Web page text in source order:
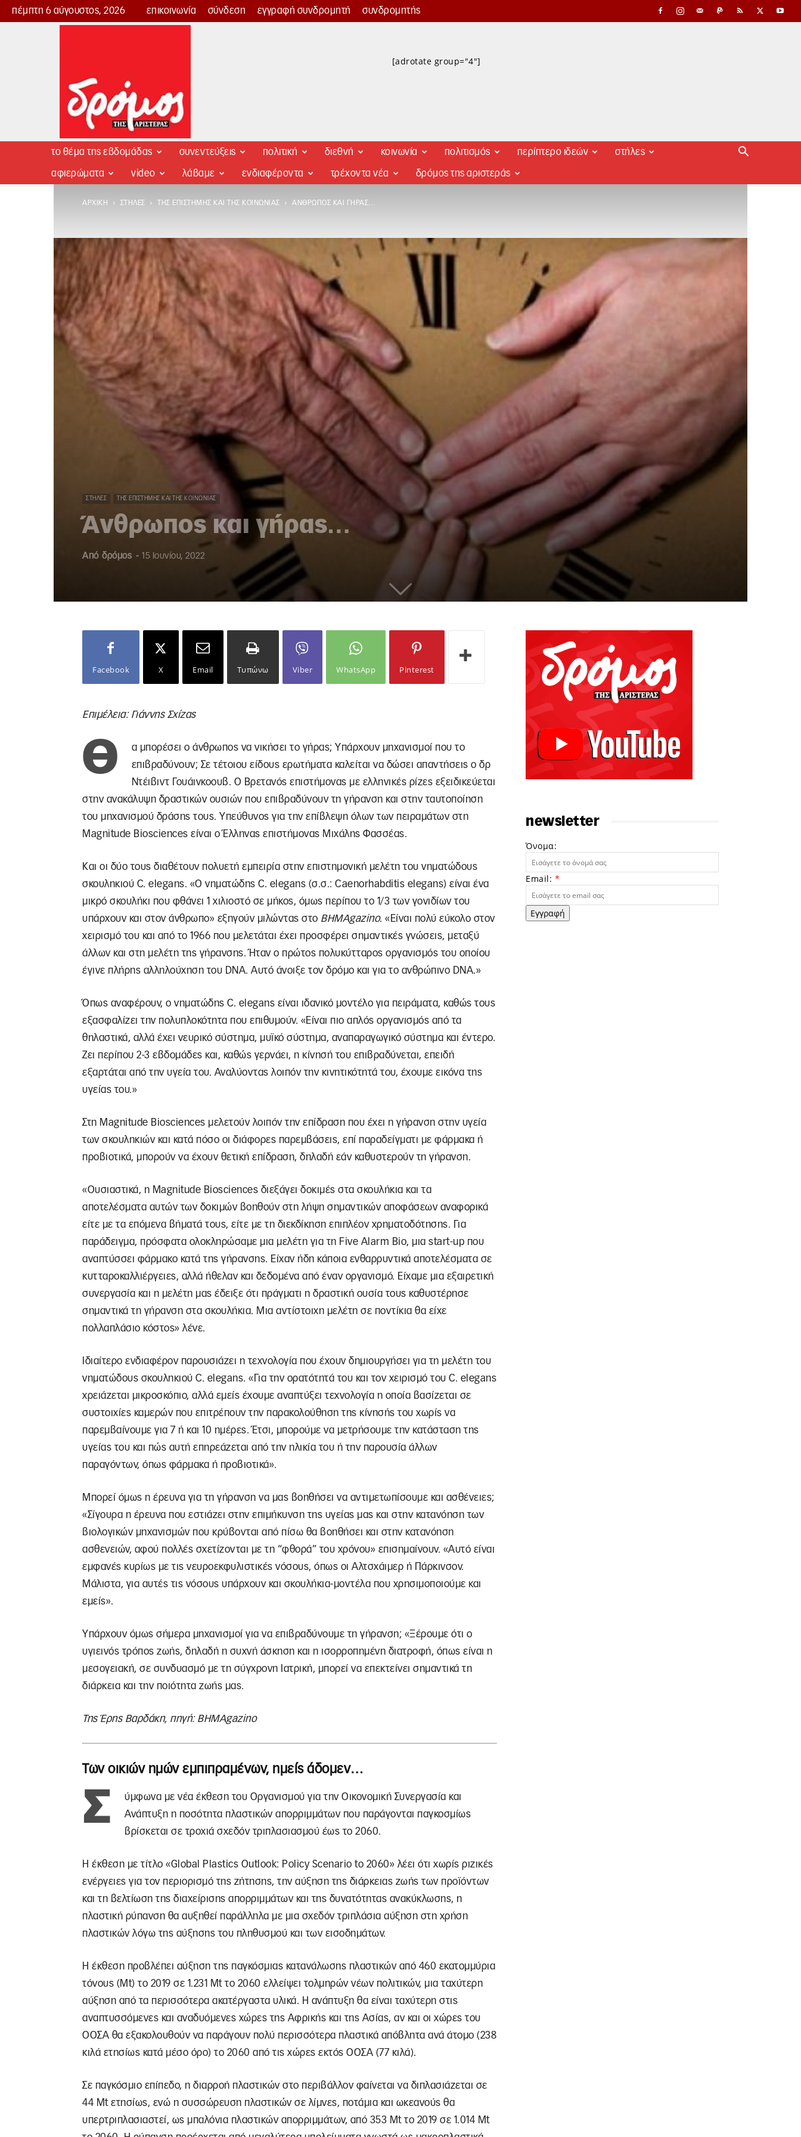
πέμπτη 6 αύγουστος, 2026 επικοινωνία σύνδεση εγγραφή συνδρομητή συνδρομητής
Δρόμος
[adrotate group="4"]
το θέμα της εβδομάδας συνεντεύξεις πολιτική διεθνή κοινωνία πολιτισμός περίπτερο ιδεών στήλες
αφιερώματα video λάβαμε ενδιαφέροντα τρέχοντα νέα δρόμος της αριστεράς
ΑΡΧΙΚΉ ΣΤΉΛΕΣ ΤΗΣ ΕΠΙΣΤΉΜΗΣ ΚΑΙ ΤΗΣ ΚΟΙΝΩΝΊΑΣ ΆΝΘΡΩΠΟΣ ΚΑΙ ΓΉΡΑΣ…
ΣΤΉΛΕΣ ΤΗΣ ΕΠΙΣΤΉΜΗΣ ΚΑΙ ΤΗΣ ΚΟΙΝΩΝΊΑΣ
Άνθρωπος και γήρας…
Από δρόμος - 15 Ιουνίου, 2022
Facebook X Email Τυπώνω Viber WhatsApp Pinterest
Επιμέλεια: Γιάννης Σχίζας
Θ
α μπορέσει ο άνθρωπος να νικήσει το γήρας; Υπάρχουν μηχανισμοί που το
επιβραδύνουν; Σε τέτοιου είδους ερωτήματα καλείται να δώσει απαντήσεις ο δρ
Ντέιβιντ Γουάινκοουβ. Ο Βρετανός επιστήμονας με ελληνικές ρίζες εξειδικεύεται
στην ανακάλυψη δραστικών ουσιών που επιβραδύνουν τη γήρανση και στην ταυτοποίηση
του μηχανισμού δράσης τους. Υπεύθυνος για την επίβλεψη όλων των πειραμάτων στη
Magnitude Biosciences είναι ο Έλληνας επιστήμονας Μιχάλης Φασσέας.
Και οι δύο τους διαθέτουν πολυετή εμπειρία στην επιστημονική μελέτη του νηματώδους
σκουληκιού C. elegans. «Ο νηματώδης C. elegans (σ.σ.: Caenorhabditis elegans) είναι ένα
μικρό σκουλήκι που φθάνει 1 χιλιοστό σε μήκος, όμως περίπου το 1/3 των γονιδίων του
υπάρχουν και στον άνθρωπο» εξηγούν μιλώντας στο ΒΗΜΑgazinο. «Είναι πολύ εύκολο στον
χειρισμό του και από το 1966 που μελετάται έχει προσφέρει σημαντικές γνώσεις, μεταξύ
άλλων και στη μελέτη της γήρανσης. Ήταν ο πρώτος πολυκύτταρος οργανισμός του οποίου
έγινε πλήρης αλληλούχηση του DNA. Αυτό άνοιξε τον δρόμο και για το ανθρώπινο DNA.»
Όπως αναφέρουν, ο νηματώδης C. elegans είναι ιδανικό μοντέλο για πειράματα, καθώς τους
εξασφαλίζει την πολυπλοκότητα που επιθυμούν. «Είναι πιο απλός οργανισμός από τα
θηλαστικά, αλλά έχει νευρικό σύστημα, μυϊκό σύστημα, αναπαραγωγικό σύστημα και έντερο.
Ζει περίπου 2-3 εβδομάδες και, καθώς γερνάει, η κίνησή του επιβραδύνεται, επειδή
εξαρτάται από την υγεία του. Αναλύοντας λοιπόν την κινητικότητά του, έχουμε εικόνα της
υγείας του.»
Στη Magnitude Biosciences μελετούν λοιπόν την επίδραση που έχει η γήρανση στην υγεία
των σκουληκιών και κατά πόσο οι διάφορες παρεμβάσεις, επί παραδείγματι με φάρμακα ή
προβιοτικά, μπορούν να έχουν θετική επίδραση, δηλαδή εάν καθυστερούν τη γήρανση.
«Ουσιαστικά, η Magnitude Biosciences διεξάγει δοκιμές στα σκουλήκια και τα
αποτελέσματα αυτών των δοκιμών βοηθούν στη λήψη σημαντικών αποφάσεων αναφορικά
είτε με τα επόμενα βήματά τους, είτε με τη διεκδίκηση επιπλέον χρηματοδότησης. Για
παράδειγμα, πρόσφατα ολοκληρώσαμε μια μελέτη για τη Five Alarm Bio, μια start-up που
αναπτύσσει φάρμακο κατά της γήρανσης. Είχαν ήδη κάποια ενθαρρυντικά αποτελέσματα σε
κυτταροκαλλιέργειες, αλλά ήθελαν και δεδομένα από έναν οργανισμό. Είχαμε μια εξαιρετική
συνεργασία και η μελέτη μας έδειξε ότι πράγματι η δραστική ουσία τους καθυστέρησε
σημαντικά τη γήρανση στα σκουλήκια. Μια αντίστοιχη μελέτη σε ποντίκια θα είχε
πολλαπλάσιο κόστος» λένε.
Ιδιαίτερο ενδιαφέρον παρουσιάζει η τεχνολογία που έχουν δημιουργήσει για τη μελέτη του
νηματώδους σκουληκιού C. elegans. «Για την ορατότητά του και τον χειρισμό του C. elegans
χρειάζεται μικροσκόπιο, αλλά εμείς έχουμε αναπτύξει τεχνολογία η οποία βασίζεται σε
συστοιχίες καμερών που επιτρέπουν την παρακολούθηση της κίνησής του χωρίς να
παρεμβαίνουμε για 7 ή και 10 ημέρες. Έτσι, μπορούμε να μετρήσουμε την κατάσταση της
υγείας του και πώς αυτή επηρεάζεται από την ηλικία του ή την παρουσία άλλων
παραγόντων, όπως φάρμακα ή προβιοτικά».
Μπορεί όμως η έρευνα για τη γήρανση να μας βοηθήσει να αντιμετωπίσουμε και ασθένειες;
«Σίγουρα η έρευνα που εστιάζει στην επιμήκυνση της υγείας μας και στην κατανόηση των
βιολογικών μηχανισμών που κρύβονται από πίσω θα βοηθήσει και στην κατανόηση
ασθενειών, αφού πολλές σχετίζονται με τη “φθορά” του χρόνου» επισημαίνουν. «Αυτό είναι
εμφανές κυρίως με τις νευροεκφυλιστικές νόσους, όπως οι Αλτσχάιμερ ή Πάρκινσον.
Μάλιστα, για αυτές τις νόσους υπάρχουν και σκουλήκια-μοντέλα που χρησιμοποιούμε και
εμείς».
Υπάρχουν όμως σήμερα μηχανισμοί για να επιβραδύνουμε τη γήρανση; «Ξέρουμε ότι ο
υγιεινός τρόπος ζωής, δηλαδή η συχνή άσκηση και η ισορροπημένη διατροφή, όπως είναι η
μεσογειακή, σε συνδυασμό με τη σύγχρονη Ιατρική, μπορεί να επεκτείνει σημαντικά τη
διάρκεια και την ποιότητα ζωής μας.
Της Έρης Βαρδάκη, πηγή: ΒΗΜΑgazinο
Των οικιών ημών εμπιπραμένων, ημείς άδομεν…
Σ
ύμφωνα με νέα έκθεση του Οργανισμού για την Οικονομική Συνεργασία και
Ανάπτυξη η ποσότητα πλαστικών απορριμμάτων που παράγονται παγκοσμίως
βρίσκεται σε τροχιά σχεδόν τριπλασιασμού έως το 2060.
Η έκθεση με τίτλο «Global Plastics Outlook: Policy Scenario to 2060» λέει ότι χωρίς ριζικές
ενέργειες για τον περιορισμό της ζήτησης, την αύξηση της διάρκειας ζωής των προϊόντων
και τη βελτίωση της διαχείρισης απορριμμάτων και της δυνατότητας ανακύκλωσης, η
πλαστική ρύπανση θα αυξηθεί παράλληλα με μια σχεδόν τριπλάσια αύξηση στη χρήση
πλαστικών λόγω της αύξησης του πληθυσμού και των εισοδημάτων.
Η έκθεση προβλέπει αύξηση της παγκόσμιας κατανάλωσης πλαστικών από 460 εκατομμύρια
τόνους (Mt) το 2019 σε 1.231 Mt το 2060 ελλείψει τολμηρών νέων πολιτικών, μια ταχύτερη
αύξηση από τα περισσότερα ακατέργαστα υλικά. Η ανάπτυξη θα είναι ταχύτερη στις
αναπτυσσόμενες και αναδυόμενες χώρες της Αφρικής και της Ασίας, αν και οι χώρες του
ΟΟΣΑ θα εξακολουθούν να παράγουν πολύ περισσότερα πλαστικά απόβλητα ανά άτομο (238
κιλά ετησίως κατά μέσο όρο) το 2060 από τις χώρες εκτός ΟΟΣΑ (77 κιλά).
Σε παγκόσμιο επίπεδο, η διαρροή πλαστικών στο περιβάλλον φαίνεται να διπλασιάζεται σε
44 Mt ετησίως, ενώ η συσσώρευση πλαστικών σε λίμνες, ποτάμια και ωκεανούς θα
υπερτριπλασιαστεί, ως μπαλόνια πλαστικών απορριμμάτων, από 353 Mt το 2019 σε 1.014 Mt
newsletter
Όνομα:
Email: *
Εγγραφή